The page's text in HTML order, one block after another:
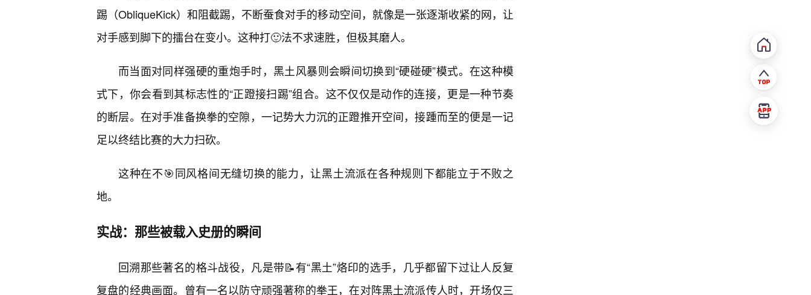
踢（ObliqueKick）和阻截踢，不断蚕食对手的移动空间，就像是一张逐渐收紧的网，让
对手感到脚下的擂台在变小。这种打🙂法不求速胜，但极其磨人。
而当面对同样强硬的重炮手时，黑土风暴则会瞬间切换到“硬碰硬”模式。在这种模
式下，你会看到其标志性的“正蹬接扫踢”组合。这不仅仅是动作的连接，更是一种节奏
的断层。在对手准备换拳的空隙，一记势大力沉的正蹬推开空间，接踵而至的便是一记
足以终结比赛的大力扫砍。
这种在不🎯同风格间无缝切换的能力，让黑土流派在各种规则下都能立于不败之
地。
实战：那些被载入史册的瞬间
回溯那些著名的格斗战役，凡是带📝有“黑土”烙印的选手，几乎都留下过让人反复
复盘的经典画面。曾有一名以防守顽强著称的拳王，在对阵黑土流派传人时，开场仅三